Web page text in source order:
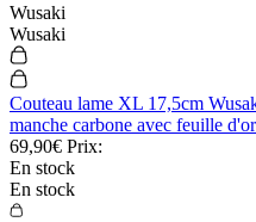
Wusaki
Wusaki
Couteau lame XL 17,5cm
manche carbone avec feuille
69,90€ Prix:
En stock
En stock